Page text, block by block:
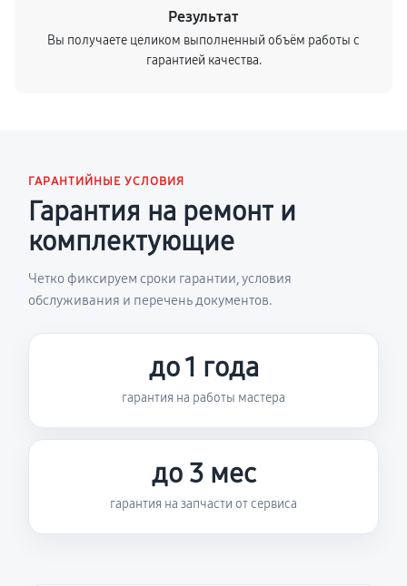
Результат
Вы получаете целиком выполненный объём работы с
гарантией качества.
ГАРАНТИЙНЫЕ УСЛОВИЯ
Гарантия на ремонт и
комплектующие
Четко фиксируем сроки гарантии, условия
обслуживания и перечень документов.
до 1 года
гарантия на работы мастера
до 3 мес
гарантия на запчасти от сервиса